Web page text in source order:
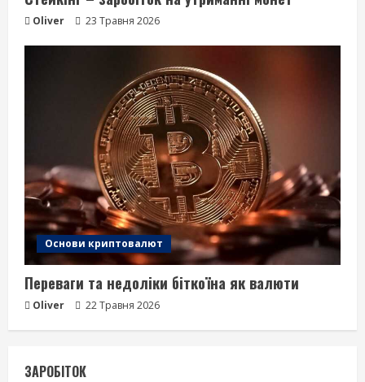
Oliver 23 Травня 2026
Основи криптовалют
Переваги та недоліки біткоїна як валюти
Oliver 22 Травня 2026
ЗАРОБІТОК